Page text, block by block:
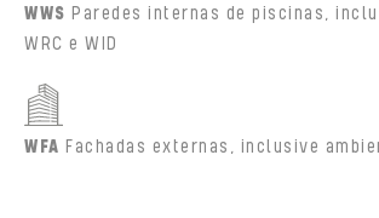
WWS Paredes internas de piscinas,
WRC e WID
WFA Fachadas externas, inclusive